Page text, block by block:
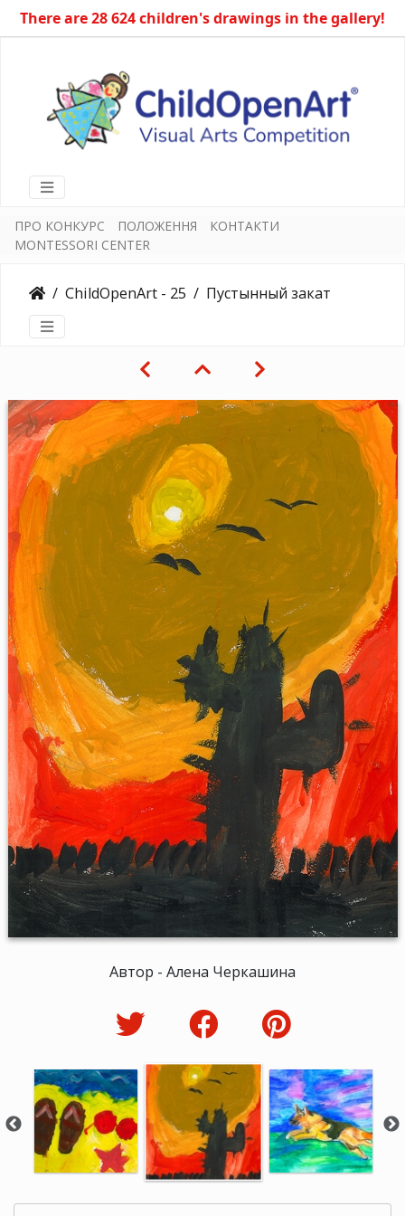
There are 28 624 children's drawings in the gallery!
ПРО КОНКУРС ПОЛОЖЕННЯ
КОНТАКТИ
MONTESSORI CENTER
ChildOpenArt - 25 Пустынный закат
Автор - Алена Черкашина